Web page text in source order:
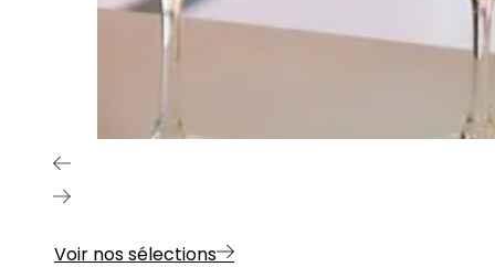
Voir nos sélections